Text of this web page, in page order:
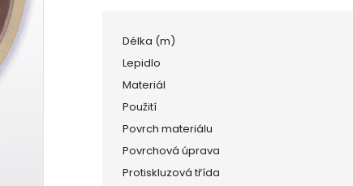
Délka (m)
Lepidlo
Materiál
Použití
Povrch materiálu
Povrchová úprava
Protiskluzová třída